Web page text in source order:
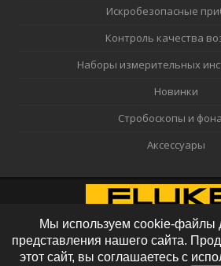
Искробезопасные
Контроль качества
Наборы измерительных
Новинки
Стробоскопы и
Аксессуары
Мы используем cookie-файлы
представления нашего сайта.
этот сайт, вы соглашаетесь с